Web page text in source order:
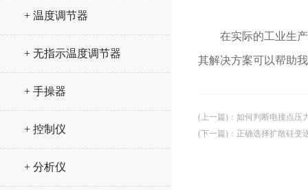
+ 温度调节器
+ 无指示温度调节器
+ 手操器
+ 控制仪
+ 分析仪
在实际的工业生产
其解决方案可以帮助
(上一篇) ： 如何判断电接点压
(下一篇) ： 正确选择扩散硅变